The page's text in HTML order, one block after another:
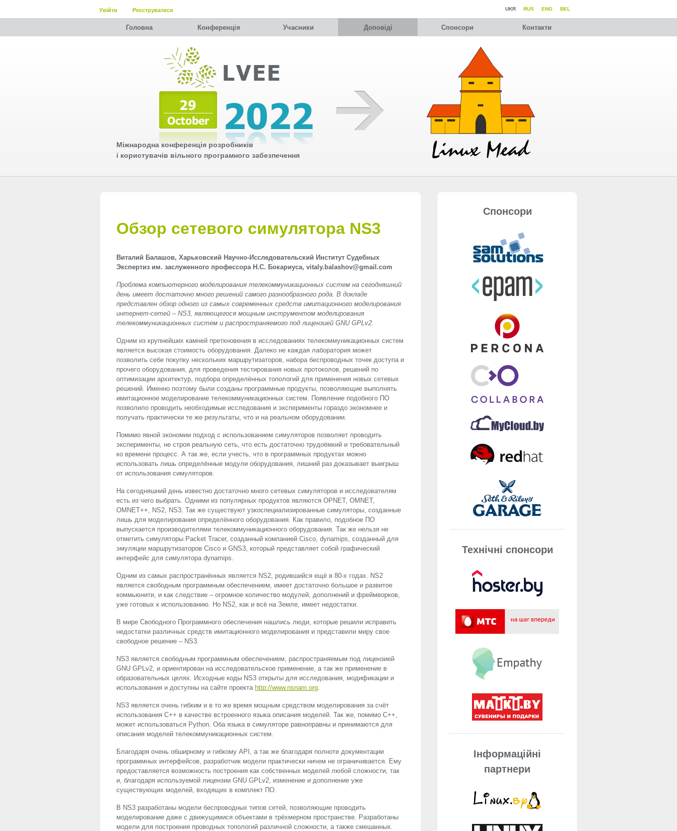
Увійти Реєструватися BEL
ENG
RUS
UKR
Головна Конференція Учасники Доповіді Спонсори Контакти
Міжнародна конференція розробників
і користувачів вільного програмного забезпечення
Обзор сетевого симулятора NS3
Виталий Балашов, Харьковский Научно-Исследовательский Институт Судебных
Экспертиз им. заслуженного профессора Н.С. Бокариуса, vitaly.balashov@gmail.com
Проблема компьютерного моделирования телекоммуникационных систем на сегодняшний
день имеет достаточно много решений самого разнообразного рода. В докладе
представлен обзор одного из самых современных средств имитационного моделирования
интернет-сетей – NS3, являющегося мощным инструментом моделирования
телекоммуникационных систем и распространяемого под лицензией GNUGPLv2.
Одним из крупнейших камней преткновения в исследованиях телекоммуникационных систем
является высокая стоимость оборудования. Далеко не каждая лаборатория может
позволить себе покупку нескольких маршрутизаторов, набора беспроводных точек доступа и
прочего оборудования, для проведения тестирования новых протоколов, решений по
оптимизации архитектур, подбора определённых топологий для применения новых сетевых
решений. Именно поэтому были созданы программные продукты, позволяющие выполнять
имитационное моделирование телекоммуникационных систем. Появление подобного ПО
позволило проводить необходимые исследования и эксперименты гораздо экономнее и
получать практически те же результаты, что и на реальном оборудовании.
Помимо явной экономии подход с использованием симуляторов позволяет проводить
эксперименты, не строя реальную сеть, что есть достаточно трудоёмкий и требовательный
ко времени процесс. А так же, если учесть, что в программных продуктах можно
использовать лишь определённые модули оборудования, лишний раз доказывает выигрыш
от использования симуляторов.
На сегодняшний день известно достаточно много сетевых симуляторов и исследователям
есть из чего выбрать. Одними из популярных продуктов являются OPNET, OMNET,
OMNET++, NS2, NS3. Так же существуют узкоспециализированные симуляторы, созданные
лишь для моделирования определённого оборудования. Как правило, подобное ПО
выпускается производителями телекоммуникационного оборудования. Так же нельзя не
отметить симуляторы Packet Tracer, созданный компанией Cisco, dynamips, созданный для
эмуляции маршрутизаторов Cisco и GNS3, который представляет собой графический
интерфейс для симулятора dynamips.
Одним из самых распространённых является NS2, родившийся ещё в 80-х годах. NS2
является свободным программным обеспечением, имеет достаточно большое и развитое
коммьюнити, и как следствие – огромное количество модулей, дополнений и фреймворков,
уже готовых к использованию. Но NS2, как и всё на Земле, имеет недостатки.
В мире Свободного Программного обеспечения нашлись люди, которые решили исправить
недостатки различных средств имитационного моделирования и представили миру свое
свободное решение – NS3.
NS3 является свободным программным обеспечением, распространяемым под лицензией
GNU GPLv2, и ориентирован на исследовательское применение, а так же применение в
образовательных целях. Исходные коды NS3 открыты для исследования, модификации и
использования и доступны на сайте проекта http://www.nsnam.org.
NS3 является очень гибким и в то же время мощным средством моделирования за счёт
использования C++ в качестве встроенного языка описания моделей. Так же, помимо С++,
может использоваться Python. Оба языка в симуляторе равноправны и принимаются для
описания моделей телекоммуникационных систем.
Благодаря очень обширному и гибкому API , а так же благодаря полноте документации
программных интерфейсов, разработчик модели практически ничем не ограничивается. Ему
предоставляется возможность построения как собственных моделей любой сложности, так
и, благодаря используемой лицензии GNU GPLv2, изменение и дополнение уже
существующих моделей, входящих в комплект ПО.
В NS3 разработаны модели беспроводных типов сетей, позволяющие проводить
моделирование даже с движущимися объектами в трёхмерном пространстве. Разработаны
модели для построения проводных топологий различной сложности, а также смешанных.
Спонсори
Технічнi спонсори
Інформаційні
партнери